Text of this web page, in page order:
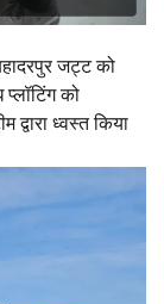
जट्ट को
को
ध्वस्त किया